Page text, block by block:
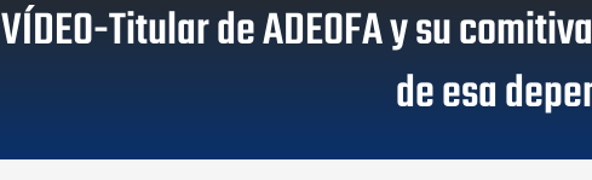
VÍDEO-Titular de ADEOFA y su
de esa